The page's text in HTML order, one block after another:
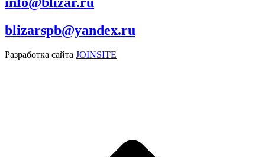
blizarspb@yandex.ru
Разработка сайта JOINSITE